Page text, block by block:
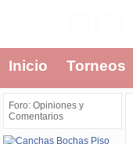
Inicio Torneos
Foro: Opiniones y
Comentarios